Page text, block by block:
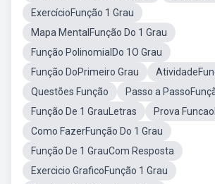
ExercícioFunção 1 Grau
Mapa MentalFunção Do 1 Grau
Função PolinomialDo 1O Grau
Função DoPrimeiro Grau
Questões Função
Passo a
Função De 1 GrauLetras
Prova
Como FazerFunção Do 1 Grau
Função De 1 GrauCom Resposta
Exercicio GraficoFunção 1 Grau